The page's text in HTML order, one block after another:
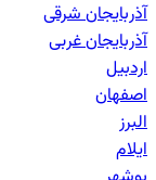
آذربایجان شرقی
آذربایجان غربی
اردبیل
اصفهان
البرز
ایلام